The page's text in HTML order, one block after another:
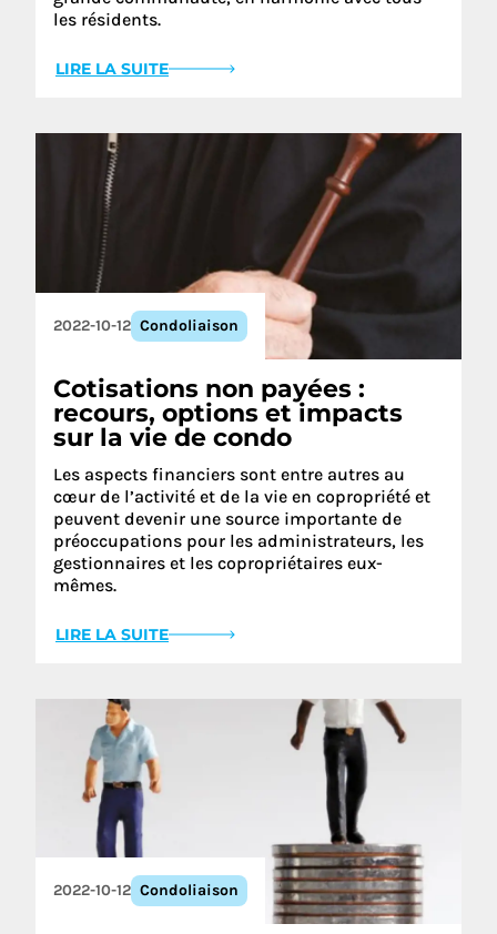
les résidents.
LIRE LA SUITE
2022-10-12 Condoliaison
Cotisations non payées :
recours, options et impacts
sur la vie de condo
Les aspects financiers sont entre autres au
cœur de l’activité et de la vie en copropriété et
peuvent devenir une source importante de
préoccupations pour les administrateurs, les
gestionnaires et les copropriétaires eux-
mêmes.
LIRE LA SUITE
2022-10-12 Condoliaison